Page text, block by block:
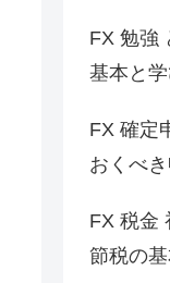
FX 勉強
基本と
FX 確定
おくべ
FX 税金
節税の